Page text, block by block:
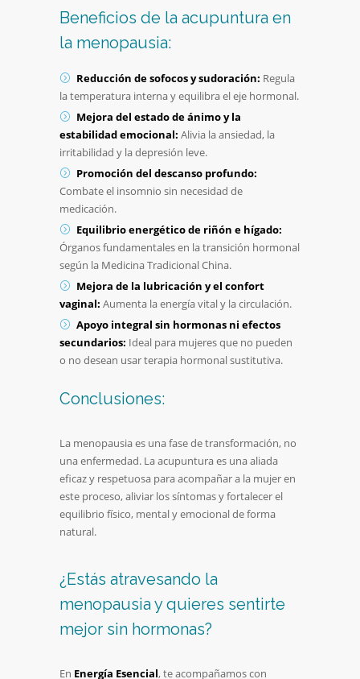
Beneficios de la acupuntura en
la menopausia:
Reducción de sofocos y sudoración: Regula
la temperatura interna y equilibra el eje hormonal.
Mejora del estado de ánimo y la
estabilidad emocional: Alivia la ansiedad, la
irritabilidad y la depresión leve.
Promoción del descanso profundo:
Combate el insomnio sin necesidad de
medicación.
Equilibrio energético de riñón e hígado:
Órganos fundamentales en la transición hormonal
según la Medicina Tradicional China.
Mejora de la lubricación y el confort
vaginal: Aumenta la energía vital y la circulación.
Apoyo integral sin hormonas ni efectos
secundarios: Ideal para mujeres que no pueden
o no desean usar terapia hormonal sustitutiva.
Conclusiones:
La menopausia es una fase de transformación, no
una enfermedad. La acupuntura es una aliada
eficaz y respetuosa para acompañar a la mujer en
este proceso, aliviar los síntomas y fortalecer el
equilibrio físico, mental y emocional de forma
natural.
¿Estás atravesando la
menopausia y quieres sentirte
mejor sin hormonas?
En Energía Esencial, te acompañamos con